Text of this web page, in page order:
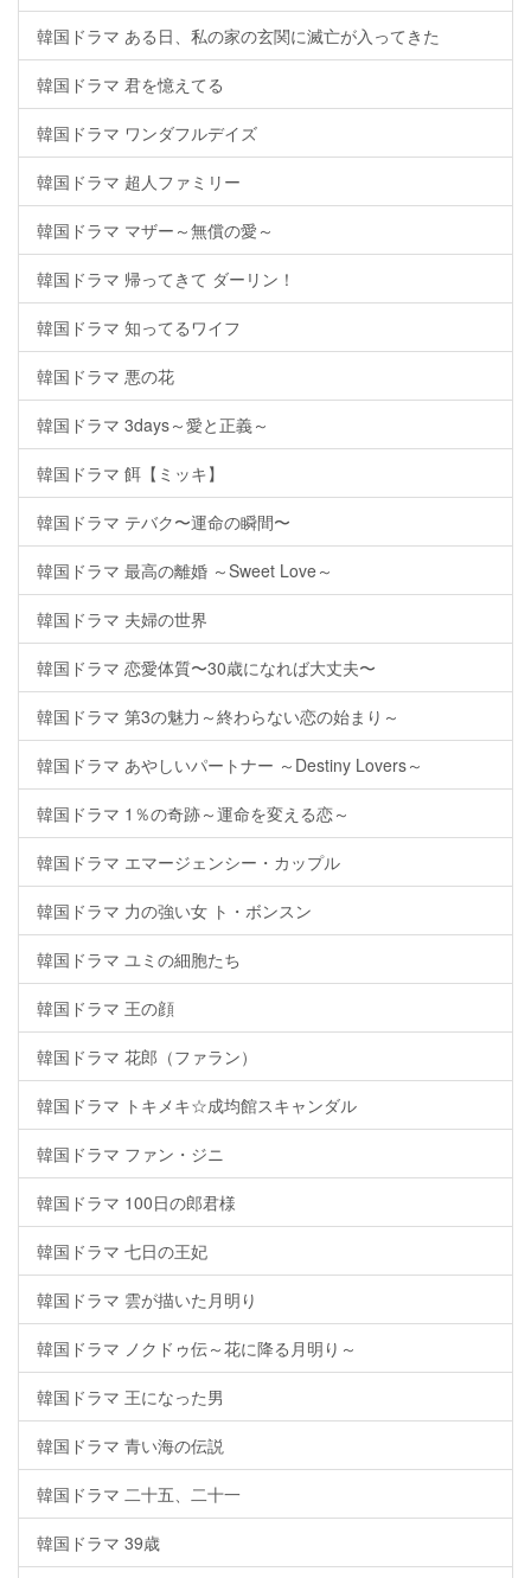
韓国ドラマ ある日、私の家の玄関に滅亡が入ってきた
韓国ドラマ 君を憶えてる
韓国ドラマ ワンダフルデイズ
韓国ドラマ 超人ファミリー
韓国ドラマ マザー～無償の愛～
韓国ドラマ 帰ってきて ダーリン！
韓国ドラマ 知ってるワイフ
韓国ドラマ 悪の花
韓国ドラマ 3days～愛と正義～
韓国ドラマ 餌【ミッキ】
韓国ドラマ テバク〜運命の瞬間〜
韓国ドラマ 最高の離婚 ～Sweet Love～
韓国ドラマ 夫婦の世界
韓国ドラマ 恋愛体質〜30歳になれば大丈夫〜
韓国ドラマ 第3の魅力～終わらない恋の始まり～
韓国ドラマ あやしいパートナー ～Destiny Lovers～
韓国ドラマ 1％の奇跡～運命を変える恋～
韓国ドラマ エマージェンシー・カップル
韓国ドラマ 力の強い女 ト・ボンスン
韓国ドラマ ユミの細胞たち
韓国ドラマ 王の顔
韓国ドラマ 花郎（ファラン）
韓国ドラマ トキメキ☆成均館スキャンダル
韓国ドラマ ファン・ジニ
韓国ドラマ 100日の郎君様
韓国ドラマ 七日の王妃
韓国ドラマ 雲が描いた月明り
韓国ドラマ ノクドゥ伝～花に降る月明り～
韓国ドラマ 王になった男
韓国ドラマ 青い海の伝説
韓国ドラマ 二十五、二十一
韓国ドラマ 39歳